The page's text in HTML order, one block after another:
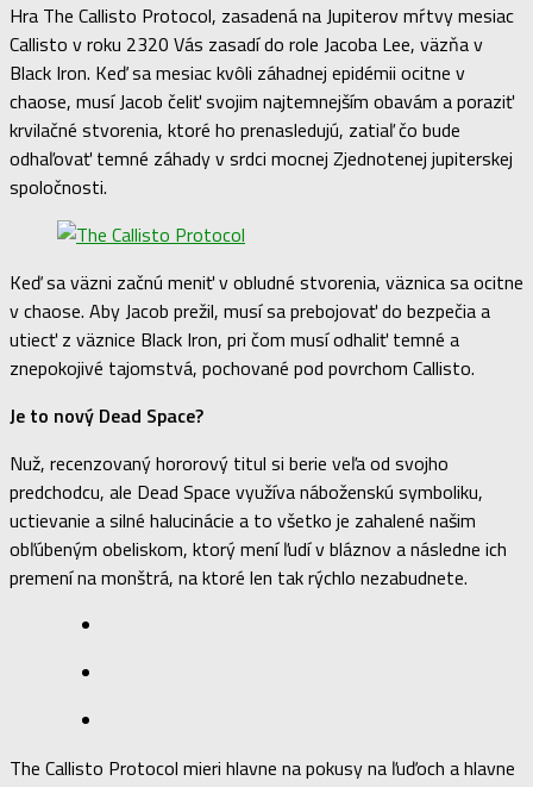
Hra The Callisto Protocol, zasadená na Jupiterov mŕtvy mesiac
Callisto v roku 2320 Vás zasadí do role Jacoba Lee, väzňa v
Black Iron. Keď sa mesiac kvôli záhadnej epidémii ocitne v
chaose, musí Jacob čeliť svojim najtemnejším obavám a poraziť
krvilačné stvorenia, ktoré ho prenasledujú, zatiaľ čo bude
odhaľovať temné záhady v srdci mocnej Zjednotenej jupiterskej
spoločnosti.
Keď sa väzni začnú meniť v obludné stvorenia, väznica sa ocitne
v chaose. Aby Jacob prežil, musí sa prebojovať do bezpečia a
utiecť z väznice Black Iron, pri čom musí odhaliť temné a
znepokojivé tajomstvá, pochované pod povrchom Callisto.
Je to nový Dead Space?
Nuž, recenzovaný hororový titul si berie veľa od svojho
predchodcu, ale Dead Space využíva náboženskú symboliku,
uctievanie a silné halucinácie a to všetko je zahalené našim
obľúbeným obeliskom, ktorý mení ľudí v bláznov a následne ich
premení na monštrá, na ktoré len tak rýchlo nezabudnete.
The Callisto Protocol mieri hlavne na pokusy na ľuďoch a hlavne